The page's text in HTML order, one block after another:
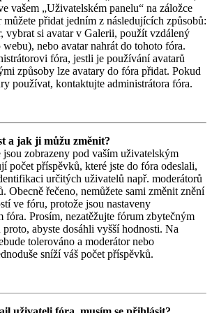
vašem „Uživatelském panelu“ na záložce
můžete přidat jedním z následujících způsobů:
vybrat si avatar v Galerii, použít vzdálený
nebo avatar nahrát do tohoto fóra.
fóra, jestli je používání avatarů
způsoby lze avatary do fóra přidat. Pokud
používat, kontaktujte administrátora fóra.
a jak ji můžu změnit?
zobrazeny pod vaším uživatelským
počet příspěvků, které jste do fóra odeslali,
určitých uživatelů např. moderátorů
Obecně řečeno, nemůžete sami změnit znění
ve fóru, protože jsou nastaveny
fóra. Prosím, nezatěžujte fórum zbytečným
abyste dosáhli vyšší hodnosti. Na
tolerováno a moderátor nebo
sníží váš počet příspěvků.